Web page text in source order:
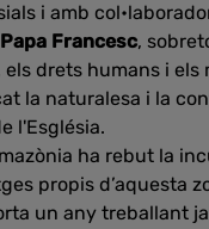
i amb
Papa Francesc,
drets humans i els
la naturalesa i la
l'Església.
ha rebut la
propis d’aquesta
un any treballant